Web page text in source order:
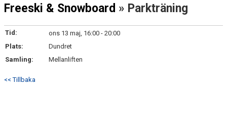
NÄRVARO OCH ENGAGEMANG
KONTAKT
Freeski & Snowboard » Parkträning
Tid:
ons 13 maj, 16:00 - 20:00
Plats:
Dundret
Samling:
Mellanliften
<< Tillbaka